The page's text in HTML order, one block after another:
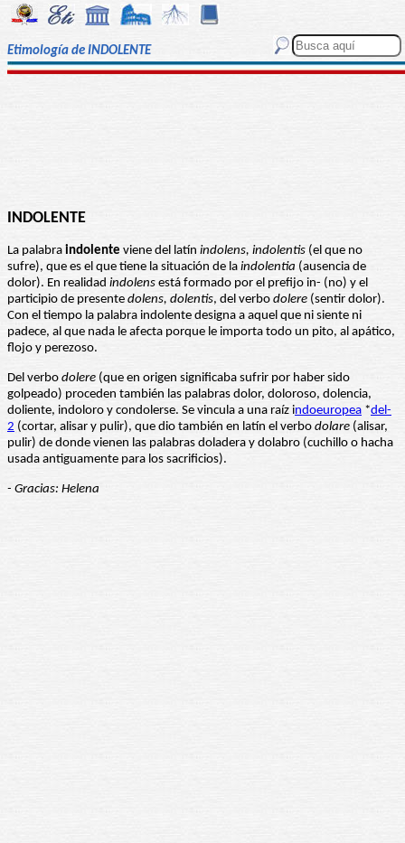
Etimología de INDOLENTE
INDOLENTE
La palabra indolente viene del latín indolens, indolentis (el que no
sufre), que es el que tiene la situación de la indolentia (ausencia de
dolor). En realidad indolens está formado por el prefijo in- (no) y el
participio de presente dolens, dolentis, del verbo dolere (sentir dolor).
Con el tiempo la palabra indolente designa a aquel que ni siente ni
padece, al que nada le afecta porque le importa todo un pito, al apático,
flojo y perezoso.
Del verbo dolere (que en origen significaba sufrir por haber sido
golpeado) proceden también las palabras dolor, doloroso, dolencia,
doliente, indoloro y condolerse. Se vincula a una raíz indoeuropea *del-
2 (cortar, alisar y pulir), que dio también en latín el verbo dolare (alisar,
pulir) de donde vienen las palabras doladera y dolabro (cuchillo o hacha
usada antiguamente para los sacrificios).
- Gracias: Helena